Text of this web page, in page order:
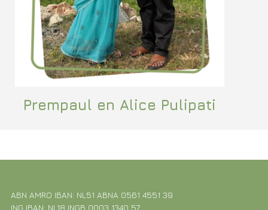
Prempaul en Alice Pulipati
ABN AMRO IBAN: NL51 ABNA 0561 4551 39
ING IBAN: NL18 INGB 0003 1340 57